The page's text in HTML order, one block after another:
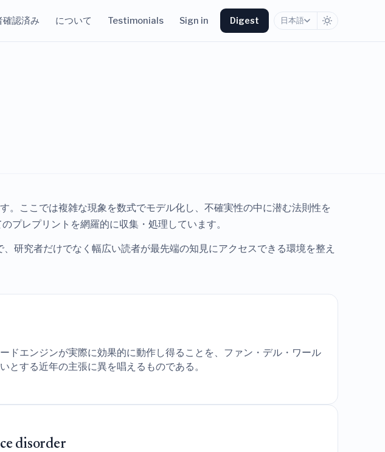
確認済み について Testimonials Sign in Digest 日本語
ここでは複雑な現象を数式でモデル化し、不確実性の中に潜む法則性を
プレプリントを網羅的に収集・処理しています。
研究者だけでなく幅広い読者が最先端の知見にアクセスできる環境を整え
ドエンジンが実際に効果的に動作し得ることを、ファン・デル・ワール
する近年の主張に異を唱えるものである。
disorder